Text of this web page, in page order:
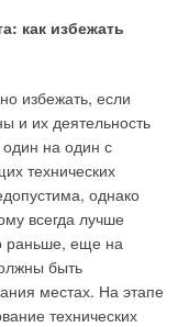
как избежать
избежать, если
и их деятельность
на один с
технических
однако
всегда лучше
раньше, еще на
быть
местах. На этапе
технических
литья под
российский рынок
десятилетия
рынка, продажи
и их легко
необходимой